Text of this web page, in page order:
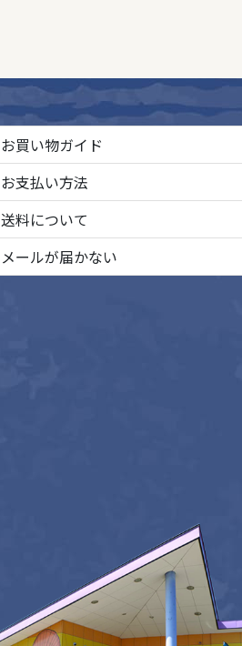
お買い物ガイド
お支払い方法
送料について
メールが届かない